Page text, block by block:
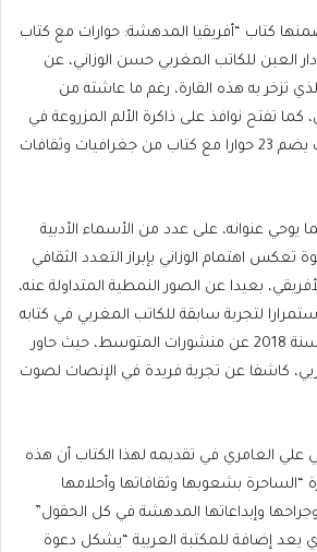
كتاب “أفريقيا المدهشة: حوارات مع كتاب
العين للكاتب المغربي حسن الوزاني، عن
تزخر به هذه القارة، رغم ما عاشته من
تفتح نوافذ على ذاكرة الألم المزروعة في
جسد القارة وروحها، حيث يضم 23 حوارا مع كتاب من جغرافيات وثقافات
يوحي عنوانه، على عدد من الأسماء الأدبية
تعكس اهتمام الوزاني بإبراز التعدد الثقافي
بعيدا عن الصور النمطية المتداولة عنه،
لتجربة سابقة للكاتب المغربي في كتابه
“يتلهون بالغيم” الصادر سنة 2018 عن منشورات المتوسط، حيث حاور
بلدا غير عربي، كاشفا عن تجربة فريدة في الإنصات لصوت
علي العامري في تقديمه لهذا الكتاب أن هذه
“الساحرة بشعوبها وثقافاتها وأحلامها
وجراحها وإبداعاتها المدهشة في كل الحقول”
يعد إضافة للمكتبة العربية “يشكل دعوة